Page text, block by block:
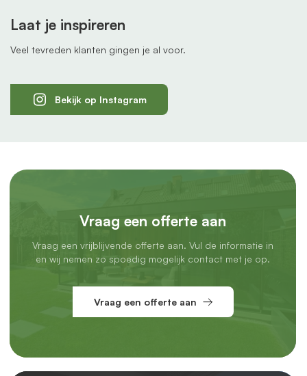
Laat je inspireren
Veel tevreden klanten gingen je al voor.
Bekijk op Instagram
Vraag een offerte aan
Vraag een vrijblijvende offerte aan. Vul de informatie in
en wij nemen zo spoedig mogelijk contact met je op.
Vraag een offerte aan